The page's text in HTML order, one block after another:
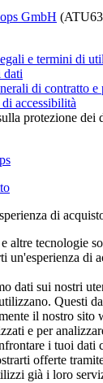
GmbH
e termini di
dati
di contratto
accessibilità
protezione dei
di
altre tecnologie
un'esperienza di
dati sui nostri
Questi
il nostro sito
e per
i tuoi dati
offerte
già i loro